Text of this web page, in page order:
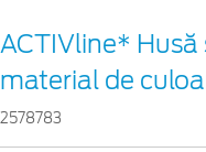
ACTIVline*
material de
2578783